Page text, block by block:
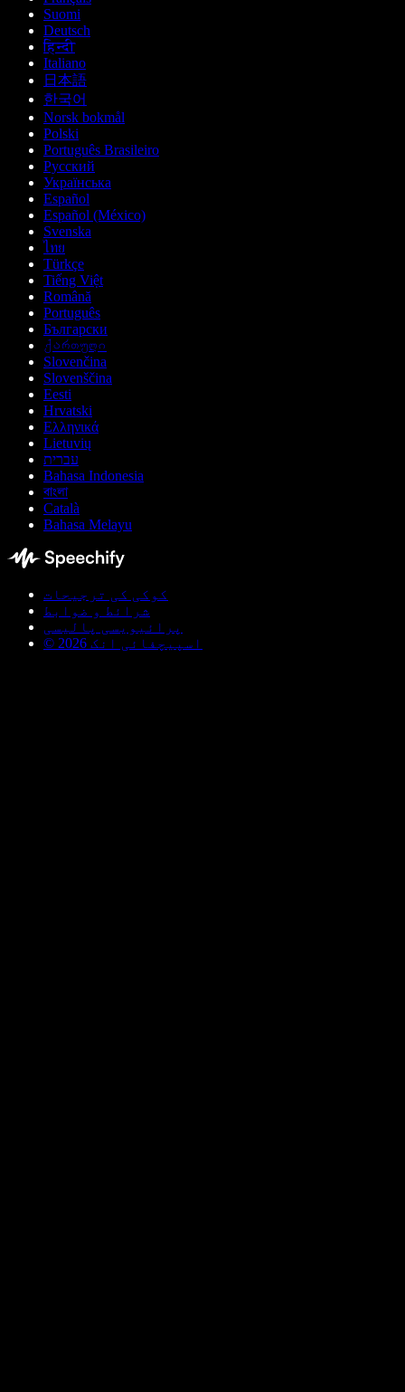
Suomi
Deutsch
हिन्दी
Italiano
日本語
한국어
Norsk bokmål
Polski
Português Brasileiro
Русский
Українська
Español
Español (México)
Svenska
ไทย
Türkçe
Tiếng Việt
Română
Português
Български
ქართული
Slovenčina
Slovenščina
Eesti
Hrvatski
Ελληνικά
Lietuvių
עברית
Bahasa Indonesia
বাংলা
Català
Bahasa Melayu
کوکی کی ترجیحات
شرائط و ضوابط
پرائیویسی پالیسی
© اسپیچفائی انک 2026